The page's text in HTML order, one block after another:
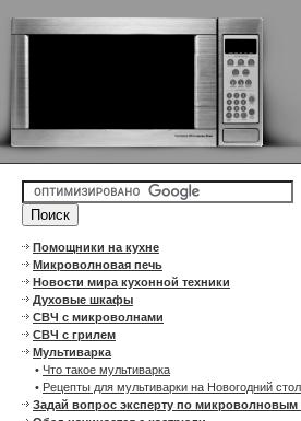
Помощники на кухне
Микроволновая печь
Новости мира кухонной техники
Духовые шкафы
СВЧ с микроволнами
СВЧ с грилем
Мультиварка
• Что такое мультиварка
• Рецепты для мультиварки на Новогодний
Задай вопрос эксперту по микроволновым